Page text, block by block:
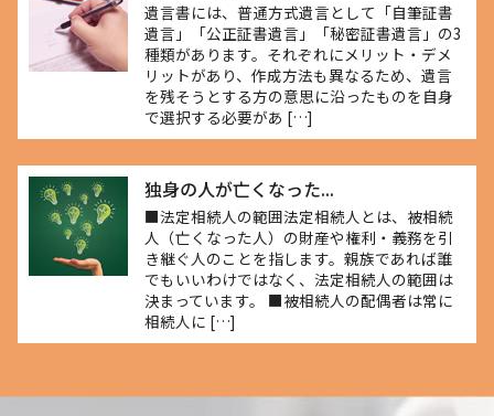
遺言書には、普通方式遺言として「自筆証書
遺言」「公正証書遺言」「秘密証書遺言」の3
種類があります。それぞれにメリット・デメ
リットがあり、作成方法も異なるため、遺言
を残そうとする方の意思に沿ったものを自身
で選択する必要があ […]
独身の人が亡くなった...
■法定相続人の範囲法定相続人とは、被相続
人（亡くなった人）の財産や権利・義務を引
き継ぐ人のことを指します。親族であれば誰
でもいいわけではなく、法定相続人の範囲は
決まっています。 ■被相続人の配偶者は常に
相続人に […]